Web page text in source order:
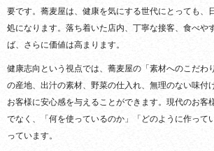
要です。蕎麦屋は、健康を気にする世代にとっても、
処になります。落ち着いた店内、丁寧な接客、食べや
ば、さらに価値は高まります。
健康志向という視点では、蕎麦屋の「素材へのこだわ
の産地、出汁の素材、野菜の仕入れ、無理のない味付
お客様に安心感を与えることができます。現代のお客
でなく、「何を使っているのか」「どのように作って
っています。